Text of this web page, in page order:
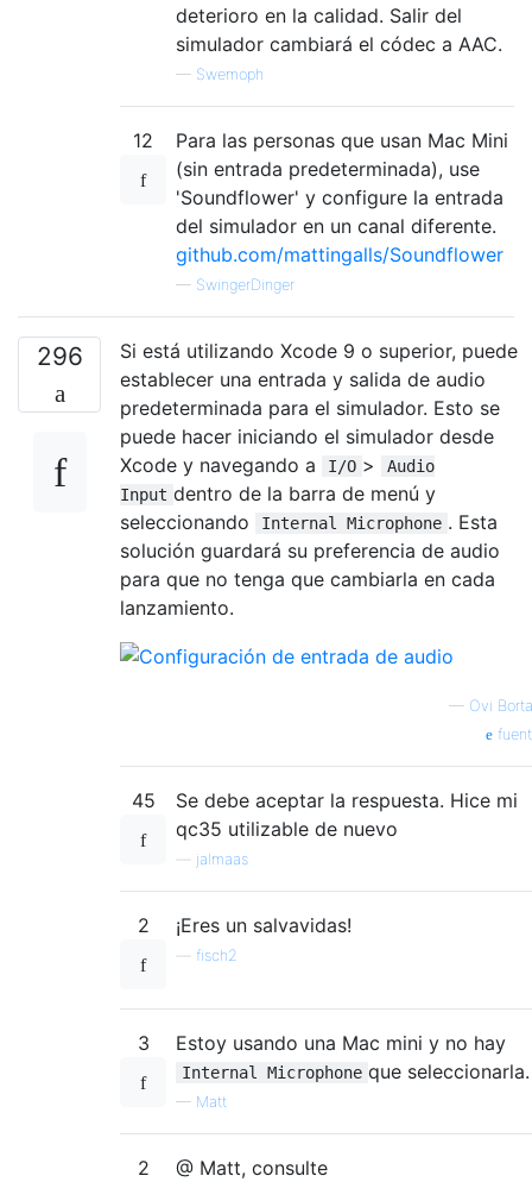
deterioro en la calidad. Salir del
simulador cambiará el códec a AAC.
— Swemoph
12
Para las personas que usan Mac Mini
(sin entrada predeterminada), use
'Soundflower' y configure la entrada
del simulador en un canal diferente.
github.com/mattingalls/Soundflower
— SwingerDinger
296
Si está utilizando Xcode 9 o superior, puede
establecer una entrada y salida de audio
predeterminada para el simulador. Esto se
puede hacer iniciando el simulador desde
Xcode y navegando a
I/O >
Audio
Input dentro de la barra de menú y
seleccionando
Internal Microphone . Esta
solución guardará su preferencia de audio
para que no tenga que cambiarla en cada
lanzamiento.
— Ovi
45
Se debe aceptar la respuesta. Hice mi
qc35 utilizable de nuevo
jalmaas
2 ¡Eres un salvavidas!
fisch2
3 Estoy usando una Mac mini y no hay
Internal Microphone que seleccionarla.
— Matt
2
@ Matt, consulte